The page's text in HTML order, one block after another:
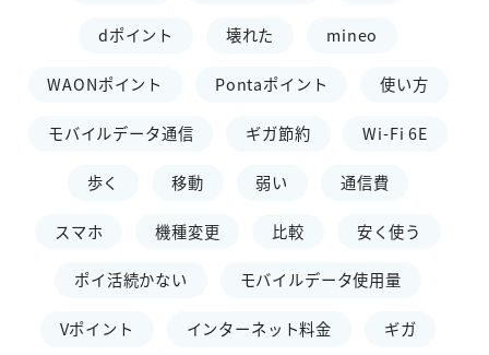
dポイント 壊れた mineo
WAONポイント Pontaポイント 使い方
モバイルデータ通信 ギガ節約 Wi-Fi 6E
歩く 移動 弱い 通信費
スマホ 機種変更 比較 安く使う
ポイ活続かない モバイルデータ使用量
Vポイント インターネット料金 ギガ